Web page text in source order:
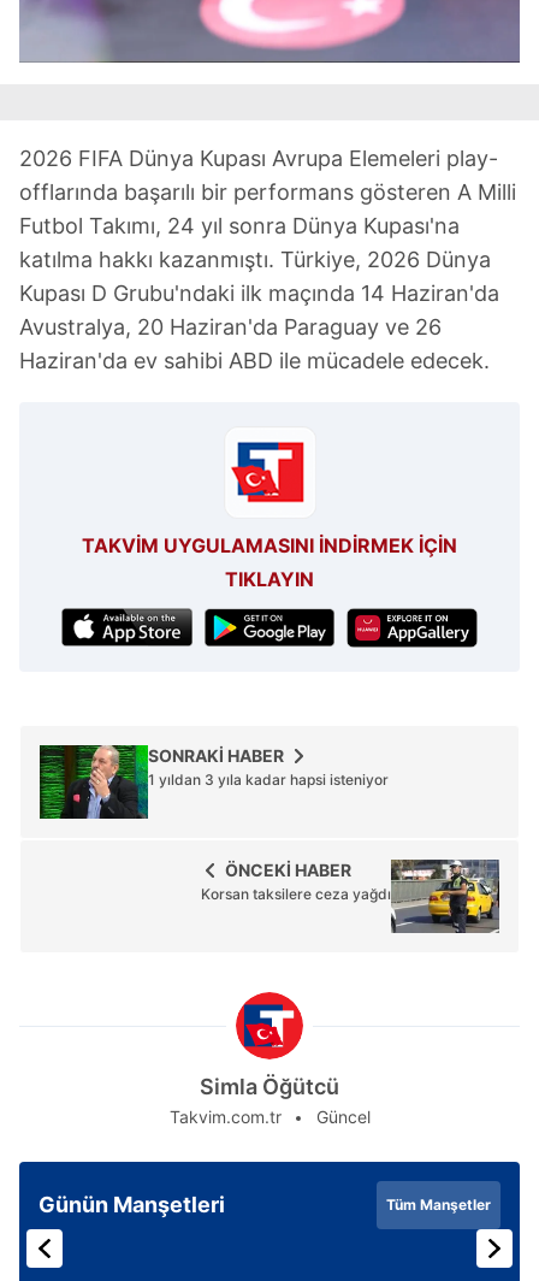
Çerezlere ilişkin tercihlerinizi aşağıda yer alan panel
6698 sayılı Kişisel Verilerin Korunması Kanunu uyarınca
hazırlanmış Aydınlatma Metnimizi okumak ve sitemizde
ilgili mevzuata uygun olarak kullanılan çerezlerle ilgili bilgi
almak için lütfentıklayınız.
2026 FIFA Dünya Kupası Avrupa Elemeleri play-
offlarında başarılı bir performans gösteren A Milli
Futbol Takımı, 24 yıl sonra Dünya Kupası'na
katılma hakkı kazanmıştı. Türkiye, 2026 Dünya
Kupası D Grubu'ndaki ilk maçında 14 Haziran'da
Avustralya, 20 Haziran'da Paraguay ve 26
Haziran'da ev sahibi ABD ile mücadele edecek.
TAKVİM UYGULAMASINI İNDİRMEK İÇİN
TIKLAYIN
SONRAKİ HABER
1 yıldan 3 yıla kadar hapsi isteniyor
ÖNCEKİ HABER
Korsan taksilere ceza yağdı
Simla Öğütcü
Takvim.com.tr Güncel
Günün Manşetleri Tüm Manşetler